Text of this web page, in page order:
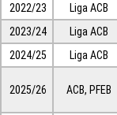
2022/23
Liga ACB
2023/24
Liga ACB
2024/25
Liga ACB
2025/26 ACB, PFEB